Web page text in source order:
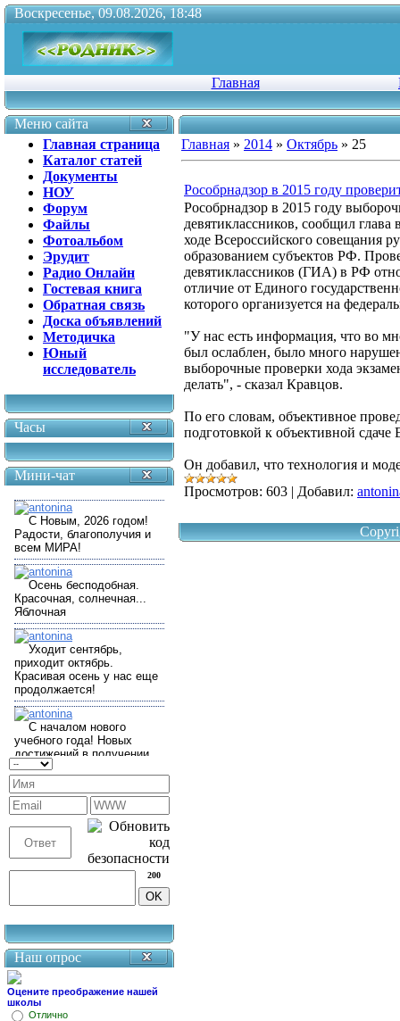
Воскресенье, 09.08.2026, 18:48
Главная
Меню сайта
Главная страница
Каталог статей
Документы
НОУ
Форум
Файлы
Фотоальбом
Эрудит
Радио Онлайн
Гостевая книга
Обратная связь
Доска объявлений
Методичка
Юный
исследователь
Часы
Мини-чат
200
Наш опрос
Оцените преображение нашей
школы
Отлично
Главная » 2014 » Октябрь » 25
Рособрнадзор в 2015 году
Рособрнадзор в 2015 году
девятиклассников, сообщил
ходе Всероссийского совещания
образованием субъектов РФ.
девятиклассников (ГИА) в РФ
отличие от Единого
которого организуется на
"У нас есть информация, что во
был ослаблен, было много
выборочные проверки хода
делать", - сказал Кравцов.
По его словам, объективное
подготовкой к объективной
Он добавил, что технология и
Просмотров: 603 | Добавил: